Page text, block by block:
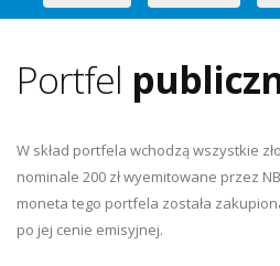
Portfel
W skład portfela wchodzą wszystkie
nominale 200 zł wyemitowane przez
moneta tego portfela została
po jej cenie emisyjnej.